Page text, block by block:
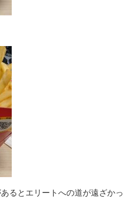
るとエリートへの道が遠ざかっ